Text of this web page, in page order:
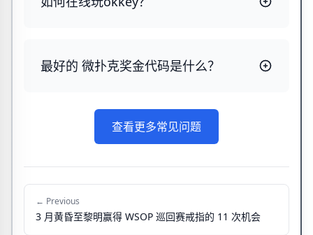
最好的 微扑克奖金代码是什么？
查看更多常见问题
← Previous
3 月黄昏至黎明赢得 WSOP 巡回赛戒指的 11 次机会